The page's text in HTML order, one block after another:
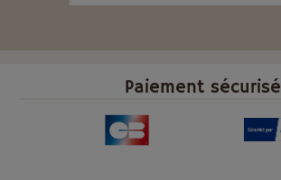
Paiement sécurisé